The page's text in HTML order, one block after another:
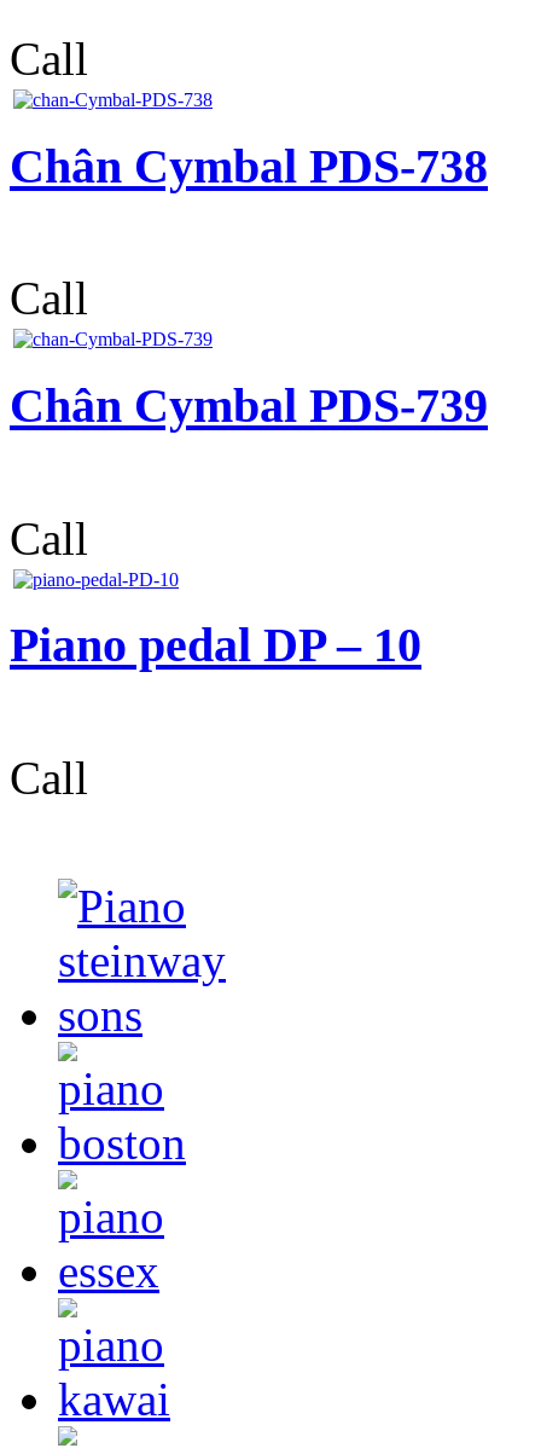
Call
Chân Cymbal PDS-738
Call
Chân Cymbal PDS-739
Call
Piano pedal DP – 10
Call